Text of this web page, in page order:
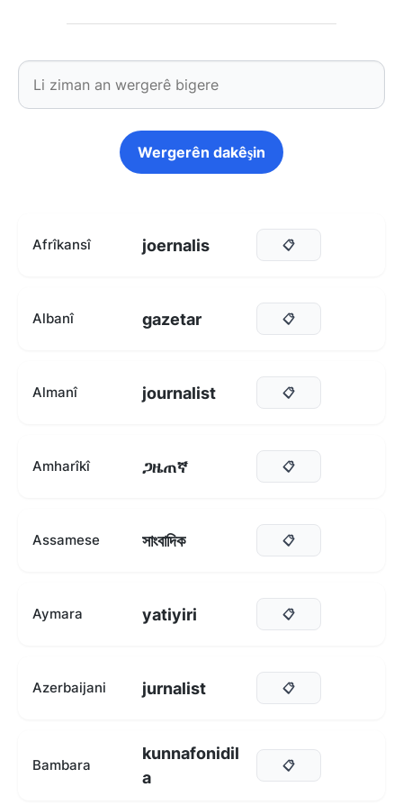
Wergerên dakêşin
Afrîkansî joernalis 📋
Albanî gazetar 📋
Almanî journalist 📋
Amharîkî ጋዜጠኛ 📋
Assamese সাংবাদিক 📋
Aymara yatiyiri 📋
Azerbaijani jurnalist 📋
Bambara
kunnafonidil
a
📋